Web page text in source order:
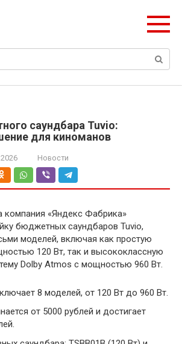
саундбара Tuvio:
для киноманов
Новости
компания «Яндекс Фабрика»
бюджетных саундбаров Tuvio,
моделей, включая как простую
120 Вт, так и высококлассную
Dolby Atmos с мощностью 960 Вт.
8 моделей, от 120 Вт до 960 Вт.
от 5000 рублей и достигает